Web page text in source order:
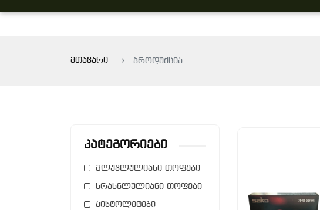
მთავარი პროდუქცია
Კატეგორიები
გლუვლულიანი თოფები
ხრახნლულიანი თოფები
პისტოლეტები